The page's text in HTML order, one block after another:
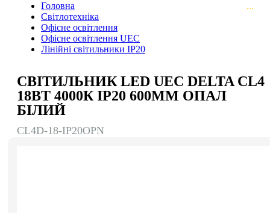
Головна
Світлотехніка
Офісне освітлення
Офісне освітлення UEC
Лінійні світильники ІР20
СВІТИЛЬНИК LED UEC DELTA CL4
18ВТ 4000К IP20 600ММ ОПАЛ
БІЛИЙ
CL4D-18-IP20OPN